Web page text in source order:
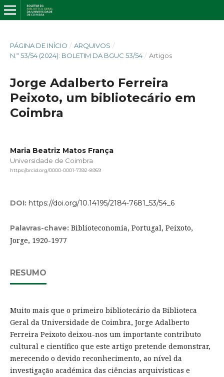
PÁGINA DE INÍCIO / ARQUIVOS /
N.º 53/54 (2024): BOLETIM DA BGUC 53/54 / Artigos
Jorge Adalberto Ferreira
Peixoto, um bibliotecário em
Coimbra
Maria Beatriz Matos França
Universidade de Coimbra
https://orcid.org/0000-0001-7392-8959
DOI: https://doi.org/10.14195/2184-7681_53/54_6
Palavras-chave: Biblioteconomia, Portugal, Peixoto,
Jorge, 1920-1977
RESUMO
Muito mais que o primeiro bibliotecário da Biblioteca
Geral da Universidade de Coimbra, Jorge Adalberto
Ferreira Peixoto deixou-nos um importante contributo
cultural e científico que este artigo pretende demonstrar,
merecendo o devido reconhecimento, ao nível da
investigação académica das ciências arquivísticas e